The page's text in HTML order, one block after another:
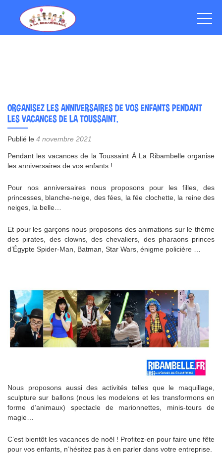
ORGANISEZ LES ANNIVERSAIRES DE VOS ENFANTS PENDANT
LES VACANCES DE LA TOUSSAINT.
Publié le 4 novembre 2021
Pendant les vacances de la Toussaint À La Ribambelle organise
les anniversaires de vos enfants !
Pour nos anniversaires nous proposons pour les filles, des
princesses, blanche-neige, des fées, la fée clochette, la reine des
neiges, la belle…
Et pour les garçons nous proposons des animations sur le thème
des pirates, des clowns, des chevaliers, des pharaons princes
d’Égypte Spider-Man, Batman, Star Wars, énigme policière …
Nous proposons aussi des activités telles que le maquillage,
sculpture sur ballons (nous les modelons et les transformons en
forme d’animaux) spectacle de marionnettes, minis-tours de
magie…
C’est bientôt les vacances de noël ! Profitez-en pour faire une fête
pour vos enfants, n’hésitez pas à en parler dans votre entreprise.